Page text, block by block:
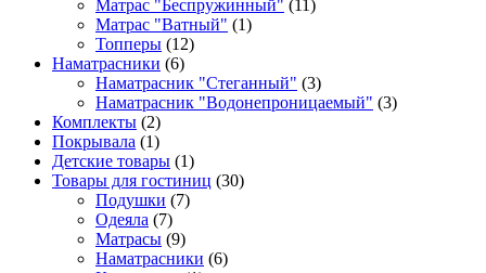
Матрас "Беспружинный" (11)
Матрас "Ватный" (1)
Топперы (12)
Наматрасники (6)
Наматрасник "Стеганный" (3)
Наматрасник "Водонепроницаемый" (3)
Комплекты (2)
Покрывала (1)
Детские товары (1)
Товары для гостиниц (30)
Подушки (7)
Одеяла (7)
Матрасы (9)
Наматрасники (6)